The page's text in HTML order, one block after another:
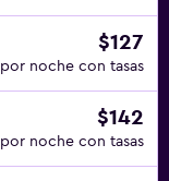
$127
por noche con tasas
$142
por noche con tasas